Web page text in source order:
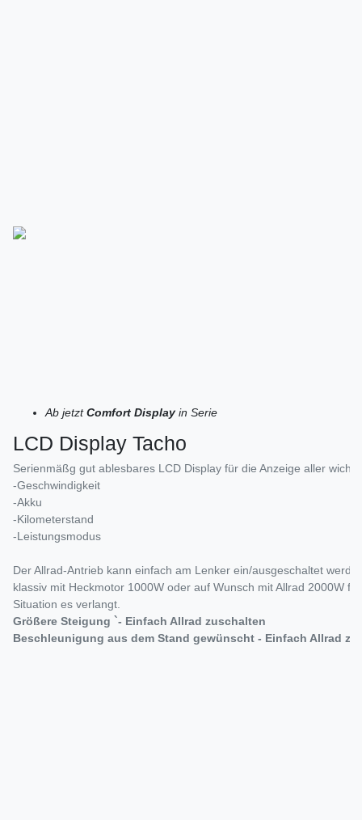
Ab jetztComfort Display in Serie
LCD Display Tacho
Serienmäßg gut ablesbares LCD Display für die Anzeige aller
-Geschwindigkeit
-Akku
-Kilometerstand
-Leistungsmodus
Der Allrad-Antrieb kann einfach am Lenker ein/ausgeschaltet
klassiv mit Heckmotor 1000W oder auf Wunsch mit Allrad 2000W
Situation es verlangt.
Größere Steigung `- Einfach Allrad zuschalten
Beschleunigung aus dem Stand gewünscht - Einfach Allrad